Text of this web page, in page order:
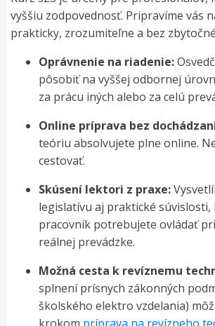
vyššiu zodpovednosť. Pripravíme vás
prakticky, zrozumiteľne a bez
Oprávnenie na riadenie:
pôsobiť na vyššej odbornej
za prácu iných alebo za celú
Online príprava bez
teóriu absolvujete plne online.
cestovať.
Skúsení lektori z praxe:
legislatívu aj praktické súvislosti,
pracovník potrebujete ovládať
reálnej prevádzke.
Možná cesta k revíznemu
splnení prísnych zákonných
školského elektro vzdelania)